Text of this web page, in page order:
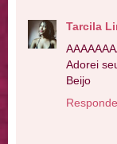
Tarcila
Adorei
Beijo